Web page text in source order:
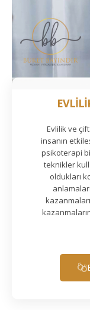
Evlilik ve
insanın
psikoterapi
teknikler
oldukları